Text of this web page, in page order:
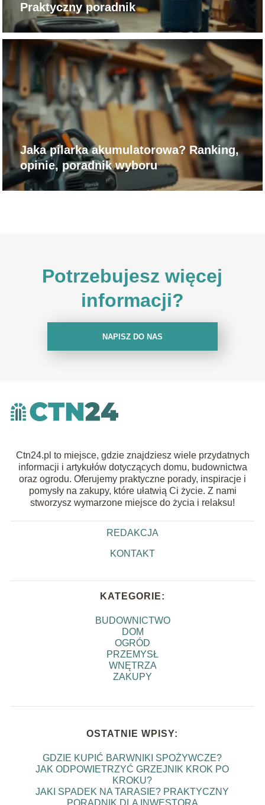
Praktyczny poradnik
Jaka pilarka akumulatorowa? Ranking,
opinie, poradnik wyboru
Potrzebujesz więcej
informacji?
NAPISZ DO NAS
Ctn24.pl to miejsce, gdzie znajdziesz wiele przydatnych
informacji i artykułów dotyczących domu, budownictwa
oraz ogrodu. Oferujemy praktyczne porady, inspiracje i
pomysły na zakupy, które ułatwią Ci życie. Z nami
stworzysz wymarzone miejsce do życia i relaksu!
REDAKCJA
KONTAKT
KATEGORIE:
BUDOWNICTWO
DOM
OGRÓD
PRZEMYSŁ
WNĘTRZA
ZAKUPY
OSTATNIE WPISY:
GDZIE KUPIĆ BARWNIKI SPOŻYWCZE?
JAK ODPOWIETRZYĆ GRZEJNIK KROK PO
KROKU?
JAKI SPADEK NA TARASIE? PRAKTYCZNY